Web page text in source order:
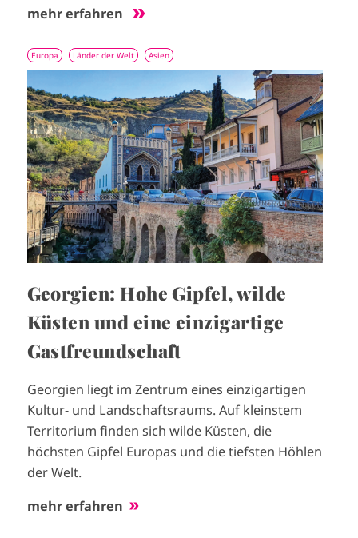
mehr erfahren
Europa Länder der Welt Asien
m
a
g
e
Georgien: Hohe Gipfel, wilde
Küsten und eine einzigartige
Gastfreundschaft
Georgien liegt im Zentrum eines einzigartigen
Kultur- und Landschaftsraums. Auf kleinstem
Territorium finden sich wilde Küsten, die
höchsten Gipfel Europas und die tiefsten Höhlen
der Welt.
mehr erfahren